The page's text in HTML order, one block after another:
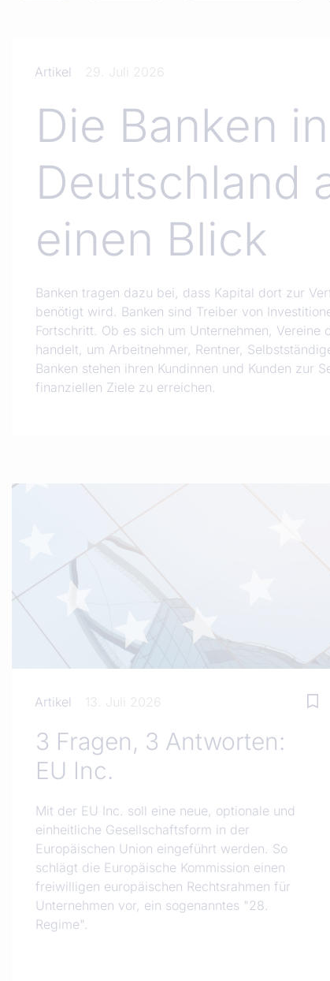
Artikel 29. Juli 2026
Die Banken in
Deutschland
einen Blick
Banken tragen dazu bei, dass Kapital dort zur
benötigt wird. Banken sind Treiber von
Fortschritt. Ob es sich um Unternehmen, Vereine
handelt, um Arbeitnehmer, Rentner,
Banken stehen ihren Kundinnen und Kunden zur
finanziellen Ziele zu erreichen.
Artikel 13. Juli 2026
3 Fragen, 3 Antworten:
EU Inc.
Mit der EU Inc. soll eine neue, optionale und
einheitliche Gesellschaftsform in der
Europäischen Union eingeführt werden. So
schlägt die Europäische Kommission einen
freiwilligen europäischen Rechtsrahmen für
Unternehmen vor, ein sogenanntes "28.
Regime".